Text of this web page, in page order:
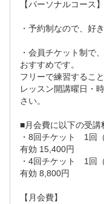
体験レッスン受講
。
■リクエストのご回
リクエスト予約後
申込日から可能な
けますと幸いです。
【パーソナルコース】
・予約制なので、好
・会員チケット制で
おすすめです。
フリーで練習するこ
レッスン開講曜日・
さい。
■月会費に以下の受講
・8回チケット　1回
有効	15,400円
・4回チケット　1回
有効	8,800円
【月会費】